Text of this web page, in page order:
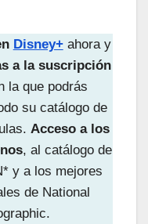
Disney+ahora y
a la suscripción
la que podrás
su catálogo de
Acceso a los
, al catálogo de
y a los mejores
de National